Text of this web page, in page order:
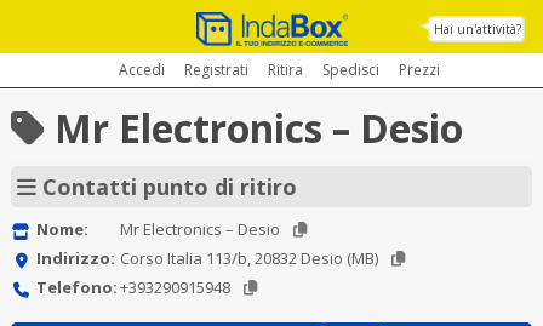
Hai un'attività?
Accedi Registrati Ritira Spedisci Prezzi
Mr Electronics – Desio
Contatti punto di ritiro
Nome:
Mr Electronics – Desio
Indirizzo: Corso Italia 113/b, 20832 Desio (MB)
Telefono:+393290915948